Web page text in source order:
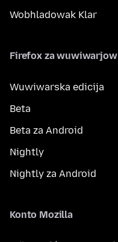
Wobhladowak Klar
Firefox za wuwiwarjow
Wuwiwarska edicija
Beta
Beta za Android
Nightly
Nightly za Android
Konto Mozilla